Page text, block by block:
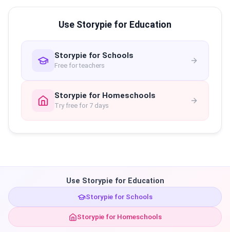
Use Storypie for Education
Storypie for Schools
Free for teachers
Storypie for Homeschools
Try free for 7 days
Use Storypie for Education
Storypie for Schools
Storypie for Homeschools